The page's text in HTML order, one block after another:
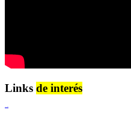
Links de interés